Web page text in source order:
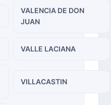
VALENCIA DE DON
JUAN
VALLE LACIANA
VILLACASTIN